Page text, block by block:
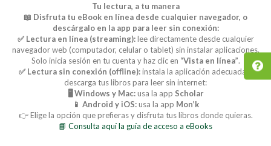
Tu lectura, a tu manera
📖 Disfruta tu eBook en línea desde cualquier navegador, o
descárgalo en la app para leer sin conexión:
✅ Lectura en línea (streaming):lee directamente desde cualquier
navegador web (computador, celular o tablet) sin instalar aplicaciones.
Solo inicia sesión en tu cuenta y haz clic en “Vista en línea”.
✅ Lectura sin conexión (offline):instala la aplicación adecuada y
descarga tus libros para leer sin internet:
🖥️ Windows y Mac:usa la app Scholar
📱 Android y iOS:usa la app Mon’k
👉 Elige la opción que prefieras y disfruta tus libros donde quieras.
📘 Consulta aquí la guía de acceso a eBooks